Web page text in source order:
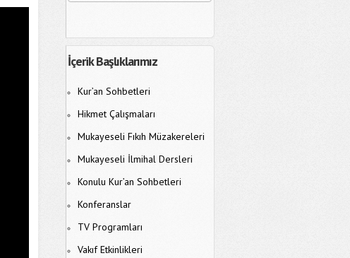
İçerik Başlıklarımız
Kur’an Sohbetleri
Hikmet Çalışmaları
Mukayeseli Fıkıh Müzakereleri
Mukayeseli İlmihal Dersleri
Konulu Kur’an Sohbetleri
Konferanslar
TV Programları
Vakıf Etkinlikleri